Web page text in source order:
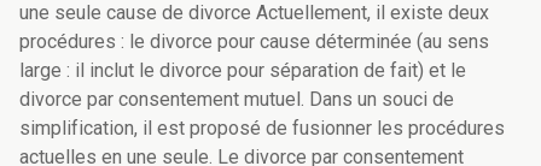
une seule cause de divorce Actuellement, il existe deux
procédures : le divorce pour cause déterminée (au sens
large : il inclut le divorce pour séparation de fait) et le
divorce par consentement mutuel. Dans un souci de
simplification, il est proposé de fusionner les procédures
actuelles en une seule. Le divorce par consentement